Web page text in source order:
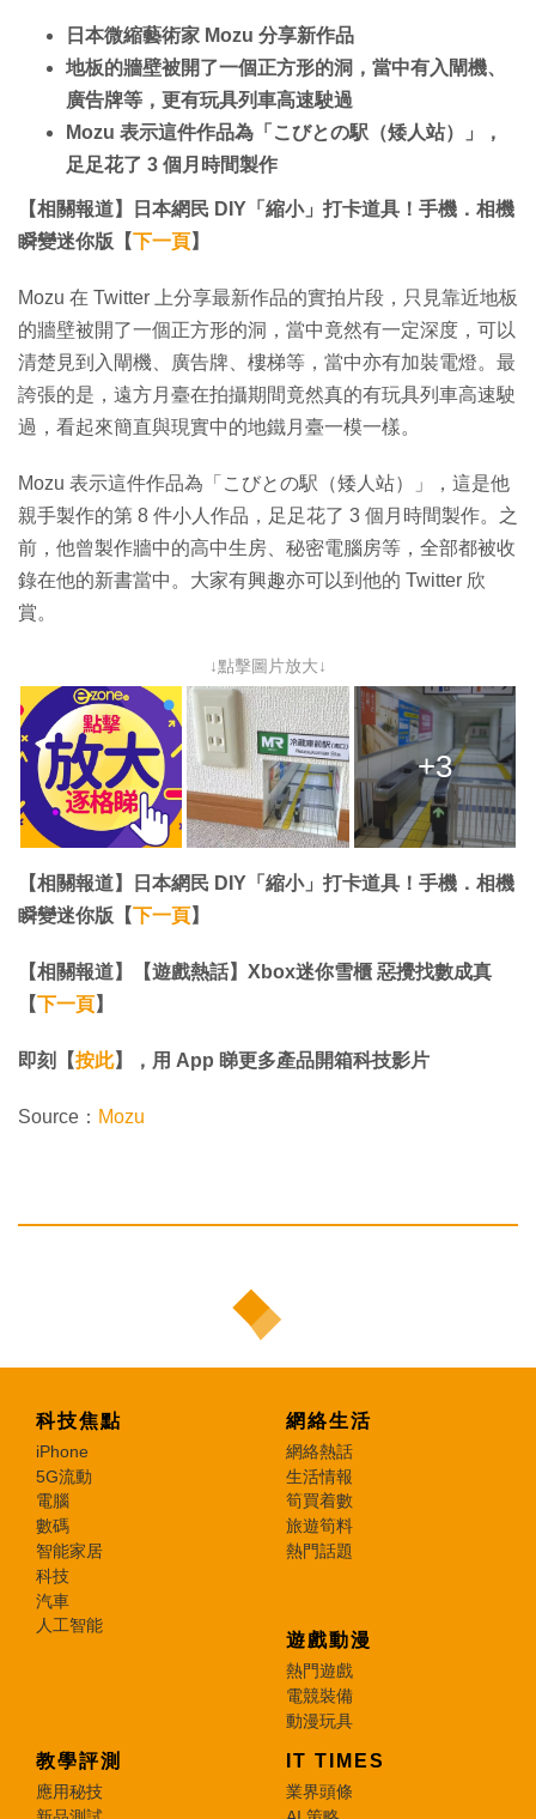
日本微縮藝術家 Mozu 分享新作品
地板的牆壁被開了一個正方形的洞，當中有入閘機、
廣告牌等，更有玩具列車高速駛過
Mozu 表示這件作品為「こびとの駅（矮人站）」，
足足花了 3 個月時間製作
【相關報道】日本網民 DIY「縮小」打卡道具！手機．相機
瞬變迷你版【下一頁】
Mozu 在 Twitter 上分享最新作品的實拍片段，只見靠近地板
的牆壁被開了一個正方形的洞，當中竟然有一定深度，可以
清楚見到入閘機、廣告牌、樓梯等，當中亦有加裝電燈。最
誇張的是，遠方月臺在拍攝期間竟然真的有玩具列車高速駛
過，看起來簡直與現實中的地鐵月臺一模一樣。
Mozu 表示這件作品為「こびとの駅（矮人站）」，這是他
親手製作的第 8 件小人作品，足足花了 3 個月時間製作。之
前，他曾製作牆中的高中生房、秘密電腦房等，全部都被收
錄在他的新書當中。大家有興趣亦可以到他的 Twitter 欣
賞。
↓點擊圖片放大↓
+3
【相關報道】日本網民 DIY「縮小」打卡道具！手機．相機
瞬變迷你版【下一頁】
【相關報道】【遊戲熱話】Xbox迷你雪櫃 惡攪找數成真
【下一頁】
即刻【按此】，用 App 睇更多產品開箱科技影片
Source： Mozu
科技焦點
iPhone
5G流動
電腦
數碼
智能家居
科技
汽車
人工智能
網絡生活
網絡熱話
生活情報
筍買着數
旅遊筍料
熱門話題
遊戲動漫
熱門遊戲
電競裝備
動漫玩具
教學評測
應用秘技
IT TIMES
業界頭條